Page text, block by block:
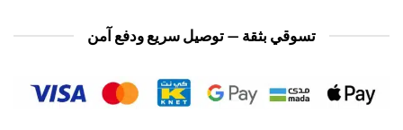
تسوقي بثقة — توصيل سريع ودفع آمن